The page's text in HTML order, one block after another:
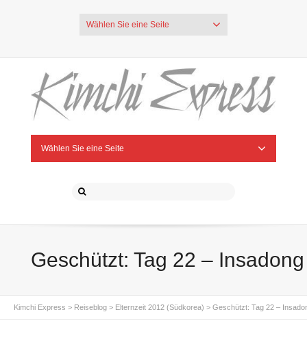
Wählen Sie eine Seite
Wählen Sie eine Seite
Geschützt: Tag 22 – Insadong
Kimchi Express > Reiseblog > Elternzeit 2012 (Südkorea) > Geschützt: Tag 22 –